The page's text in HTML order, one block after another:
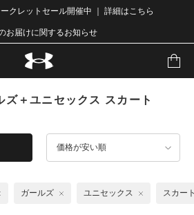
クレットセール開催中 ｜ 詳細はこちら
お届けに関するお知らせ
ズ＋ユニセックス スカート
価格が安い順
ガールズ ユニセックス スカー